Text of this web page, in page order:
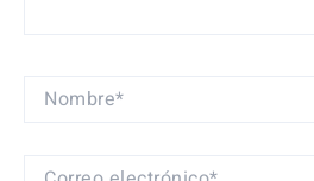
NOMBRE*
CORREO